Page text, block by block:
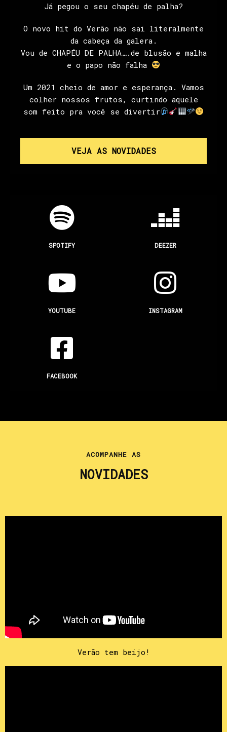
Já pegou o seu chapéu de palha?
O novo hit do Verão não sai literalmente
da cabeça da galera.
Vou de CHAPÉU DE PALHA….de blusão e malha
e o papo não falha
Um 2021 cheio de amor e esperança. Vamos
colher nossos frutos, curtindo aquele
som feito pra você se divertir
VEJA AS NOVIDADES
SPOTIFY DEEZER
YOUTUBE INSTAGRAM
FACEBOOK
ACOMPANHE AS
NOVIDADES
Verão tem beijo!